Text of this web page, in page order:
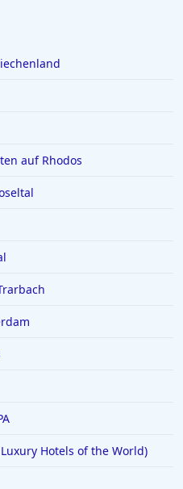
auf Rhodos
Hotels of the World)